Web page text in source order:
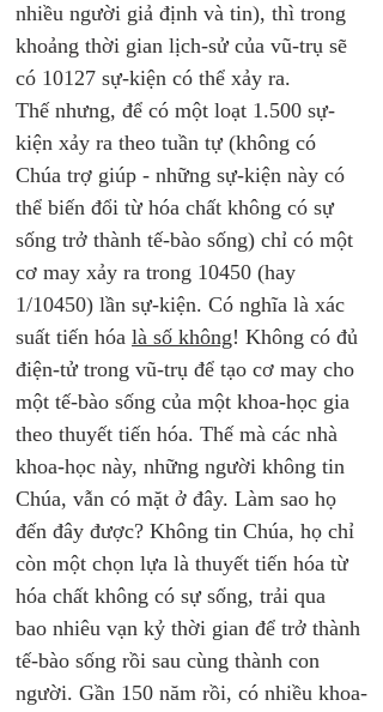
nhiều người giả định và tin), thì trong
khoảng thời gian lịch-sử của vũ-trụ sẽ
có 10127 sự-kiện có thể xảy ra.
Thế nhưng, để có một loạt 1.500 sự-
kiện xảy ra theo tuần tự (không có
Chúa trợ giúp - những sự-kiện này có
thể biến đổi từ hóa chất không có sự
sống trở thành tế-bào sống) chỉ có một
cơ may xảy ra trong 10450 (hay
1/10450) lần sự-kiện. Có nghĩa là xác
suất tiến hóa là số không! Không có đủ
điện-tử trong vũ-trụ để tạo cơ may cho
một tế-bào sống của một khoa-học gia
theo thuyết tiến hóa. Thế mà các nhà
khoa-học này, những người không tin
Chúa, vẫn có mặt ở đây. Làm sao họ
đến đây được? Không tin Chúa, họ chỉ
còn một chọn lựa là thuyết tiến hóa từ
hóa chất không có sự sống, trải qua
bao nhiêu vạn kỷ thời gian để trở thành
tế-bào sống rồi sau cùng thành con
người. Gần 150 năm rồi, có nhiều khoa-